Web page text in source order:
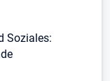
Soziales: